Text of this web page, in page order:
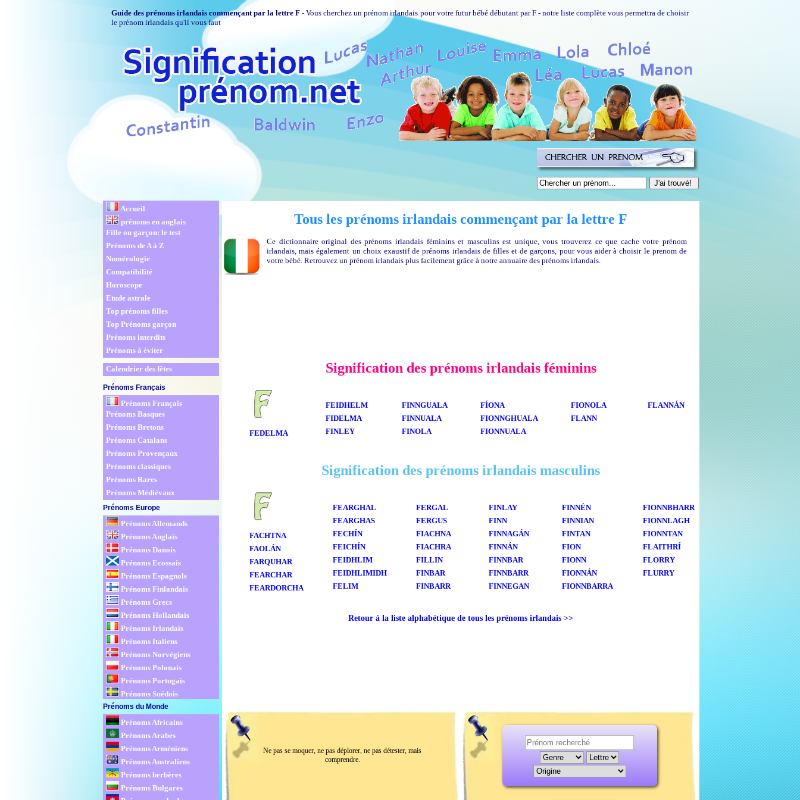
Guide des prénoms irlandais commençant par la lettre F - Vous cherchez un prénom irlandais pour votre futur bébé débutant par F - notre liste complète vous permettra de choisir
le prénom irlandais qu'il vous faut
Accueil
prénoms en anglais
Fille ou garçon: le test
Prénoms de A à Z
Numérologie
Compatibilité
Horoscope
Etude astrale
Top prénoms filles
Top Prénoms garçon
Prénoms interdits
Prénoms à éviter
Calendrier des fêtes
Prénoms Français
Prénoms Français
Prénoms Basques
Prénoms Bretons
Prénoms Catalans
Prénoms Provençaux
Prénoms classiques
Prénoms Rares
Prénoms Médiévaux
Prénoms Europe
Prénoms Allemands
Prénoms Anglais
Prénoms Danois
Prénoms Ecossais
Prénoms Espagnols
Prénoms Finlandais
Prénoms Grecs
Prénoms Hollandais
Prénoms Irlandais
Prénoms Italiens
Prénoms Norvégiens
Prénoms Polonais
Prénoms Portugais
Prénoms Suédois
Prénoms du Monde
Prénoms Africains
Prénoms Arabes
Prénoms Arméniens
Prénoms Australiens
Prénoms berbères
Prénoms Bulgares
Tous les prénoms irlandais commençant par la lettre F
Ce dictionnaire original des prénoms irlandais féminins et masculins est unique, vous trouverez ce que cache votre prénom
irlandais, mais également un choix exaustif de prénoms irlandais de filles et de garçons, pour vous aider à choisir le prenom de
votre bébé. Retrouvez un prénom irlandais plus facilement grâce à notre annuaire des prénoms irlandais.
Signification des prénoms irlandais féminins
FEDELMA
FEIDHELM
FIDELMA
FINLEY
FINNGUALA
FINNUALA
FINOLA
FÍONA
FIONNGHUALA
FIONNUALA
FIONOLA
FLANN
FLANNÁN
Signification des prénoms irlandais masculins
FACHTNA
FAOLÁN
FARQUHAR
FEARCHAR
FEARDORCHA
FEARGHAL
FEARGHAS
FECHÍN
FEICHÍN
FEIDHLIM
FEIDHLIMIDH
FELIM
FERGAL
FERGUS
FIACHNA
FIACHRA
FILLIN
FINBAR
FINBARR
FINLAY
FINN
FINNAGÁN
FINNÁN
FINNBAR
FINNBARR
FINNEGAN
FINNÉN
FINNIAN
FINTAN
FION
FIONN
FIONNÁN
FIONNBARRA
FIONNBHARR
FIONNLAGH
FIONNTAN
FLAITHRÍ
FLORRY
FLURRY
Retour à la liste alphabétique de tous les prénoms irlandais >>